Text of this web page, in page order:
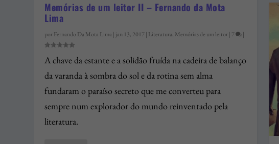
Memórias de um leitor II – Fernando da Mota
Lima
porFernando Da Mota Lima | jan 13, 2017 | Literatura, Memórias de um leitor| 7 |
A chave da estante e a solidão fruída na cadeira de balanço
da varanda à sombra do sol e da rotina sem alma
fundaram o paraíso secreto que me converteu para
sempre num explorador do mundo reinventado pela
literatura.